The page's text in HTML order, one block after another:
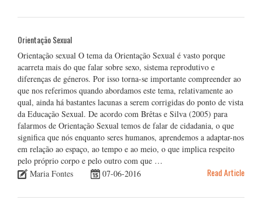
Orientação Sexual
Orientação sexual O tema da Orientação Sexual é vasto porque
acarreta mais do que falar sobre sexo, sistema reprodutivo e
diferenças de géneros. Por isso torna-se importante compreender ao
que nos referimos quando abordamos este tema, relativamente ao
qual, ainda há bastantes lacunas a serem corrigidas do ponto de vista
da Educação Sexual. De acordo com Brêtas e Silva (2005) para
falarmos de Orientação Sexual temos de falar de cidadania, o que
significa que nós enquanto seres humanos, aprendemos a adaptar-nos
em relação ao espaço, ao tempo e ao meio, o que implica respeito
pelo próprio corpo e pelo outro com que …
Maria Fontes
07-06-2016 Read Article